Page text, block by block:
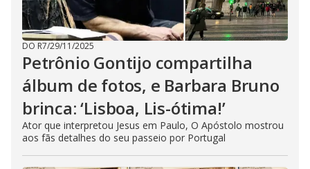
DO R7/29/11/2025
Petrônio Gontijo compartilha
álbum de fotos, e Barbara Bruno
brinca: ‘Lisboa, Lis-ótima!’
Ator que interpretou Jesus em Paulo, O Apóstolo mostrou
aos fãs detalhes do seu passeio por Portugal